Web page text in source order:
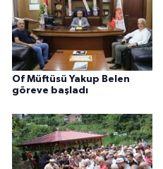
Of Müftüsü Yakup Belen
göreve başladı